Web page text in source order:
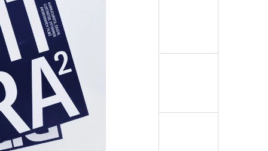
RECEPTY PRO
KLIMA